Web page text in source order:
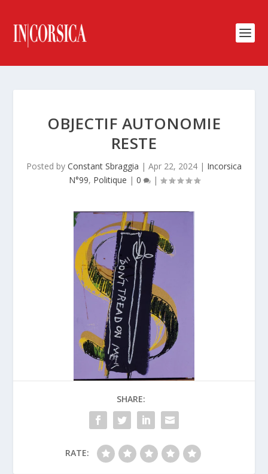
OBJECTIF AUTONOMIE
RESTE
Posted by Constant Sbraggia | Apr 22, 2024 | Incorsica
N°99, Politique | 0 |
SHARE:
RATE: